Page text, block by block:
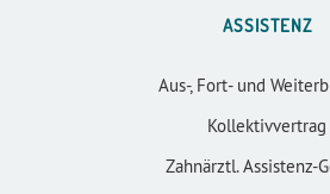
ASSISTENZ
Aus-, Fort- und
Kollektivvertrag
Zahnärztl. Assistenz-